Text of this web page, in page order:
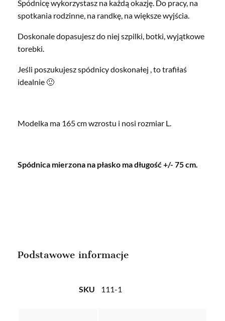
Spódnicę wykorzystasz na każdą okazję. Do pracy, na
spotkania rodzinne, na randkę, na większe wyjścia.
Doskonale dopasujesz do niej szpilki, botki, wyjątkowe
torebki.
Jeśli poszukujesz spódnicy doskonałej , to trafiłaś
idealnie 🙂
Modelka ma 165 cm wzrostu i nosi rozmiar L.
Spódnica mierzona na płasko ma długość +/- 75 cm.
Podstawowe informacje
SKU 111-1